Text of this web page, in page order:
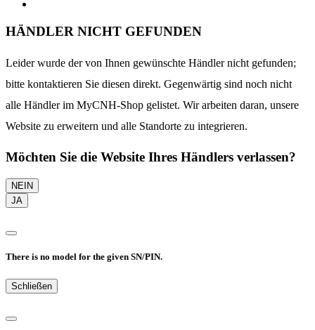
HÄNDLER NICHT GEFUNDEN
Leider wurde der von Ihnen gewünschte Händler nicht gefunden;
bitte kontaktieren Sie diesen direkt. Gegenwärtig sind noch nicht
alle Händler im MyCNH-Shop gelistet. Wir arbeiten daran, unsere
Website zu erweitern und alle Standorte zu integrieren.
Möchten Sie die Website Ihres Händlers verlassen?
NEIN
JA
There is no model for the given SN/PIN.
Schließen